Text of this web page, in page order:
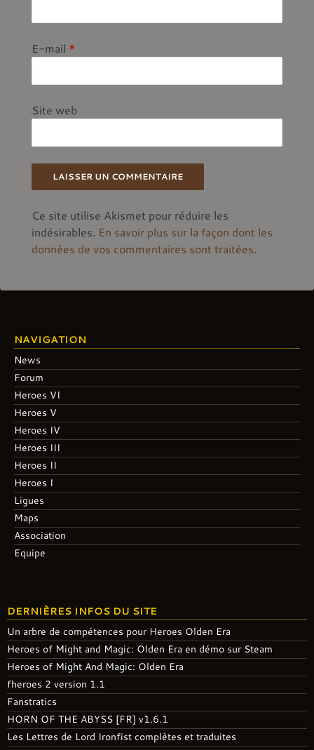
E-mail *
Site web
Ce site utilise Akismet pour réduire les
indésirables. En savoir plus sur la façon dont les
données de vos commentaires sont traitées.
NAVIGATION
News
Forum
Heroes VI
Heroes V
Heroes IV
Heroes III
Heroes II
Heroes I
Ligues
Maps
Association
Equipe
DERNIÈRES INFOS DU SITE
Un arbre de compétences pour Heroes Olden Era
Heroes of Might and Magic: Olden Era en démo sur Steam
Heroes of Might And Magic: Olden Era
fheroes 2 version 1.1
Fanstratics
HORN OF THE ABYSS [FR] v1.6.1
Les Lettres de Lord Ironfist complètes et traduites